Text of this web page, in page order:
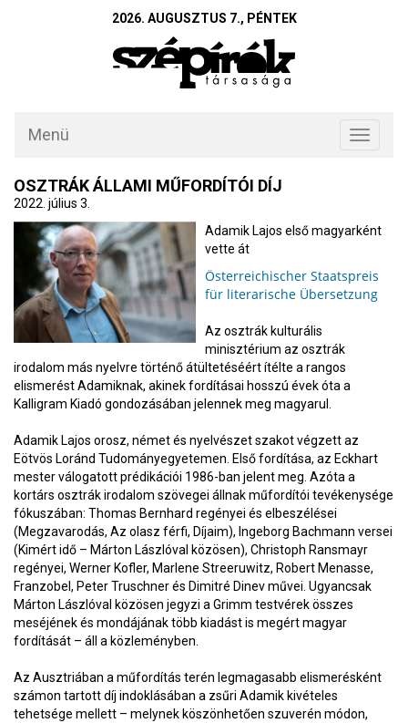
2026. AUGUSZTUS 7., PÉNTEK
Toggle
Menü
OSZTRÁK ÁLLAMI MŰFORDÍTÓI DÍJ
2022. július 3.
Adamik Lajos első magyarként
vette át
Österreichischer Staatspreis
für literarische Übersetzung
Az osztrák kulturális
minisztérium az osztrák
irodalom más nyelvre történő átültetéséért ítélte a rangos
elismerést Adamiknak, akinek fordításai hosszú évek óta a
Kalligram Kiadó gondozásában jelennek meg magyarul.
Adamik Lajos orosz, német és nyelvészet szakot végzett az
Eötvös Loránd Tudományegyetemen. Első fordítása, az Eckhart
mester válogatott prédikációi 1986-ban jelent meg. Azóta a
kortárs osztrák irodalom szövegei állnak műfordítói tevékenysége
fókuszában: Thomas Bernhard regényei és elbeszélései
(Megzavarodás, Az olasz férfi, Díjaim), Ingeborg Bachmann versei
(Kimért idő – Márton Lászlóval közösen), Christoph Ransmayr
regényei, Werner Kofler, Marlene Streeruwitz, Robert Menasse,
Franzobel, Peter Truschner és Dimitré Dinev művei. Ugyancsak
Márton Lászlóval közösen jegyzi a Grimm testvérek összes
meséjének és mondájának több kiadást is megért magyar
fordítását – áll a közleményben.
Az Ausztriában a műfordítás terén legmagasabb elismerésként
számon tartott díj indoklásában a zsűri Adamik kivételes
tehetsége mellett – melynek köszönhetően szuverén módon,